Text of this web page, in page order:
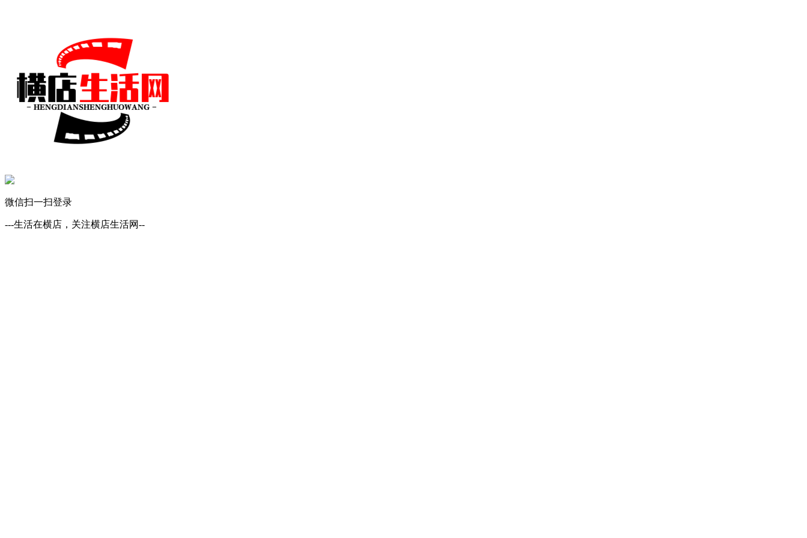
微信扫一扫登录
---生活在横店，关注横店生活网--